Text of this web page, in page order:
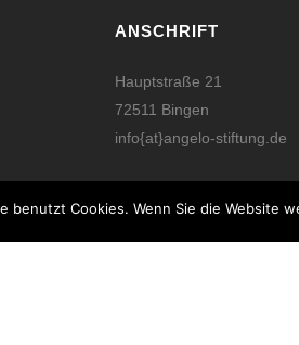
ANSCHRIFT
Hauptstraße 21
72511 Bingen
info{at}angelo-stiftung.de
benutzt Cookies. Wenn Sie die Website